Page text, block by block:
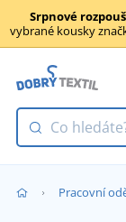
Srpnové
vybrané kousky
Pracovní